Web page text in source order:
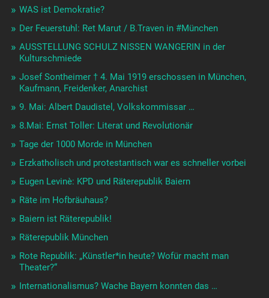
WAS ist Demokratie?
Der Feuerstuhl: Ret Marut / B.Traven in #München
AUSSTELLUNG SCHULZ NISSEN WANGERIN in der
Kulturschmiede
Josef Sontheimer † 4. Mai 1919 erschossen in München,
Kaufmann, Freidenker, Anarchist
9. Mai: Albert Daudistel, Volkskommissar …
8.Mai: Ernst Toller: Literat und Revolutionär
Tage der 1000 Morde in München
Erzkatholisch und protestantisch war es schneller vorbei
Eugen Levinè: KPD und Räterepublik Baiern
Räte im Hofbräuhaus?
Baiern ist Räterepublik!
Räterepublik München
Rote Republik: „Künstler*in heute? Wofür macht man
Theater?“
Internationalismus? Wache Bayern konnten das …